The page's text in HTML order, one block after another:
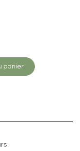
panier